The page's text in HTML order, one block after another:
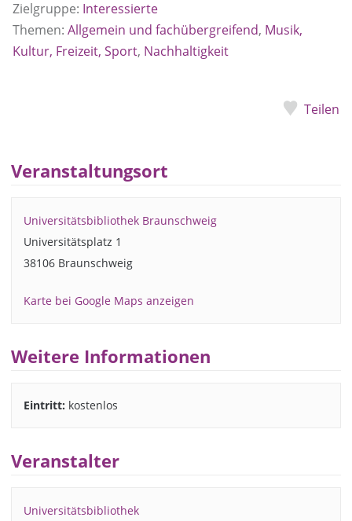
Zielgruppe: Interessierte
Themen: Allgemein und fachübergreifend, Musik,
Kultur, Freizeit, Sport, Nachhaltigkeit
Teilen
Veranstaltungsort
Universitätsbibliothek Braunschweig
Universitätsplatz 1
38106 Braunschweig
Karte bei Google Maps anzeigen
Weitere Informationen
Eintritt: kostenlos
Veranstalter
Universitätsbibliothek